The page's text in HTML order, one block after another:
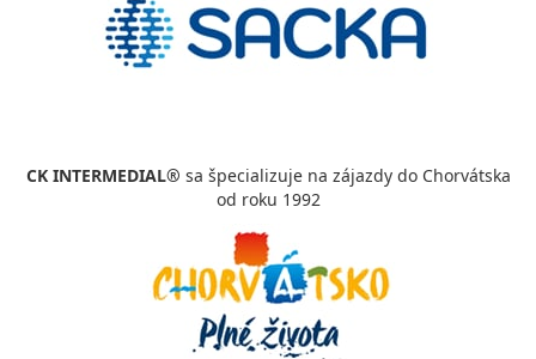
CK INTERMEDIAL® sa špecializuje na zájazdy do Chorvátska
od roku 1992